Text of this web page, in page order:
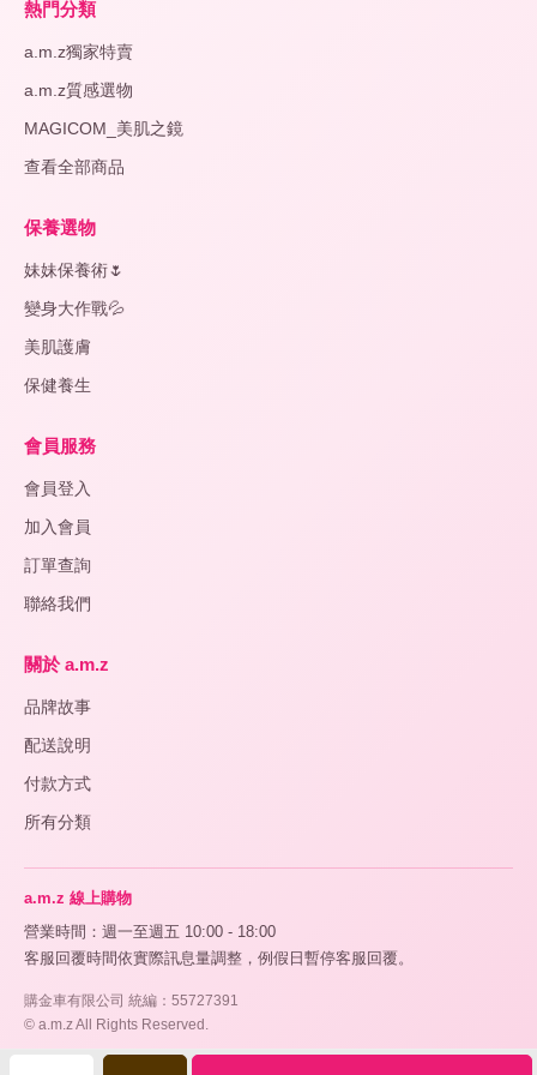
熱門分類
a.m.z獨家特賣
a.m.z質感選物
MAGICOM_美肌之鏡
查看全部商品
保養選物
妹妹保養術🌷
變身大作戰💦
美肌護膚
保健養生
會員服務
會員登入
加入會員
訂單查詢
聯絡我們
關於 a.m.z
品牌故事
配送說明
付款方式
所有分類
a.m.z 線上購物
營業時間：週一至週五 10:00 - 18:00
客服回覆時間依實際訊息量調整，例假日暫停客服回覆。
購金車有限公司 統編：55727391
© a.m.z All Rights Reserved.